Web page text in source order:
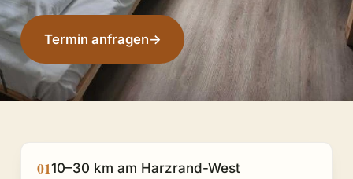
Termin anfragen→
0110–30 km am Harzrand-West